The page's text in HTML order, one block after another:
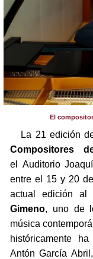
El
La 21 edición
Compositores
el Auditorio
entre el 15 y 20
actual edición al
Gimeno, uno de
música
históricamente
Antón García